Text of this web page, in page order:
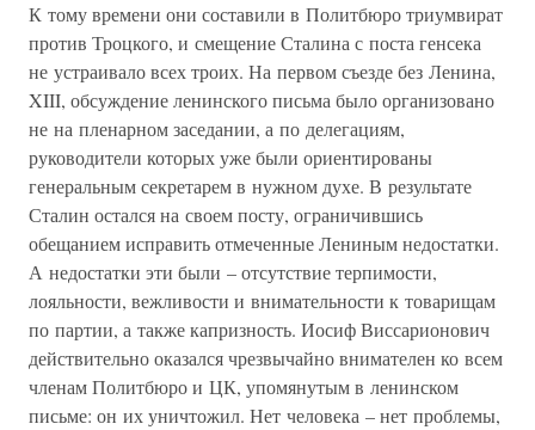
К тому времени они составили в Политбюро триумвират
против Троцкого, и смещение Сталина с поста генсека
не устраивало всех троих. На первом съезде без Ленина,
XIII, обсуждение ленинского письма было организовано
не на пленарном заседании, а по делегациям,
руководители которых уже были ориентированы
генеральным секретарем в нужном духе. В результате
Сталин остался на своем посту, ограничившись
обещанием исправить отмеченные Лениным недостатки.
А недостатки эти были – отсутствие терпимости,
лояльности, вежливости и внимательности к товарищам
по партии, а также капризность. Иосиф Виссарионович
действительно оказался чрезвычайно внимателен ко всем
членам Политбюро и ЦК, упомянутым в ленинском
письме: он их уничтожил. Нет человека – нет проблемы,